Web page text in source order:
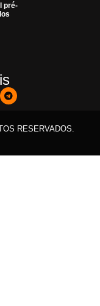
pré-
RESERVADOS.